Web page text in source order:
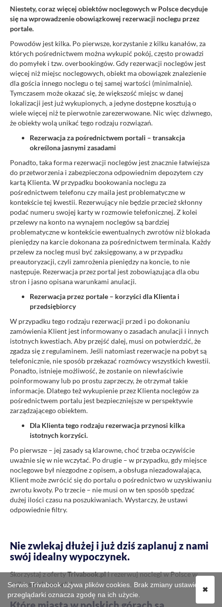
Niestety, coraz więcej obiektów noclegowych w Polsce decyduje
się na wprowadzenie obowiązkowej rezerwacji noclegu przez
portale.
Powodów jest kilka. Po pierwsze, korzystanie z kilku kanałów, za
których pośrednictwem można wykupić pokój, często prowadzi
do pomyłek i tzw. overbookingów. Gdy rezerwacji noclegów jest
więcej niż miejsc noclegowych, obiekt ma obowiązek znalezienie
dla gościa innego noclegu o tej samej wartości (minimalnie).
Tymczasem może okazać się, że większość miejsc w danej
lokalizacji jest już wykupionych, a jedyne dostępne kosztują o
wiele więcej niż te pierwotnie zarezerwowane. Nic więc dziwnego,
że obiekty wolą unikać tego rodzaju rozwiązań.
Rezerwacja za pośrednictwem portali – transakcja
określona jasnymi zasadami
Ponadto, taka forma rezerwacji noclegów jest znacznie łatwiejsza
do przetworzenia i zabezpieczona odpowiednim depozytem czy
kartą Klienta. W przypadku bookowania noclegu za
pośrednictwem telefonu czy maila jest problematyczne w
kontekście tej kwestii. Rezerwujący nie będzie przecież skłonny
podać numeru swojej karty w rozmowie telefonicznej. Z kolei
przelewy na konto na wynajem noclegów są bardziej
problematyczne w kontekście ewentualnych zwrotów niż blokada
pieniędzy na karcie dokonana za pośrednictwem terminala. Każdy
przelew za nocleg musi być zaksięgowany, a w przypadku
preautoryzacji, czyli zamrożenia pieniędzy na koncie, to nie
następuje. Rezerwacja przez portal jest zobowiązująca dla obu
stron i jasno opisana warunkami anulacji.
Rezerwacja przez portale – korzyści dla Klienta i
przedsiębiorcy
W przypadku tego rodzaju rezerwacji przed i po dokonaniu
zamówienia Klient jest informowany o zasadach anulacji i innych
istotnych kwestiach. Aby przejść dalej, musi on potwierdzić, że
zgadza się z regulaminem. Jeśli natomiast rezerwacje na pobyt są
telefonicznie, nie sposób przekazać rozmówcy wszystkich kwestii.
Ponadto, istnieje możliwość, że zostanie on niewłaściwie
poinformowany lub po prostu zaprzeczy, że otrzymał takie
informacje. Dlatego też wykupienie przez Klienta noclegów za
pośrednictwem portalu jest bezpieczniejsze w perspektywie
zarządzającego obiektem.
Dla Klienta tego rodzaju rezerwacja przynosi kilka
istotnych korzyści.
Po pierwsze – jej zasady są klarowne, choć trzeba oczywiście
uważnie się w nie wczytać. Po drugie – w przypadku, gdy miejsce
noclegowe był niezgodne z opisem, a obsługa niezadowalająca,
Klient może zwrócić się do portalu o pośrednictwo w uzyskiwaniu
zwrotu kwoty. Po trzecie – nie musi on w ten sposób spędzać
dużej ilości czasu na poszukiwaniach. Wystarczy, że ustawi
odpowiednie filtry.
Nie zwlekaj dłużej i już dziś zaplanuj z nami
swój idealny wypoczynek.
Skorzystaj z ofertyTrivabook.pli rezerwuj noclegi w Polsce w
najlepszych cenach !
Serwis Trivabook używa plików cookies. Brak zmiany ustawień
przeglądarki oznacza zgodę na ich użycie.
✖